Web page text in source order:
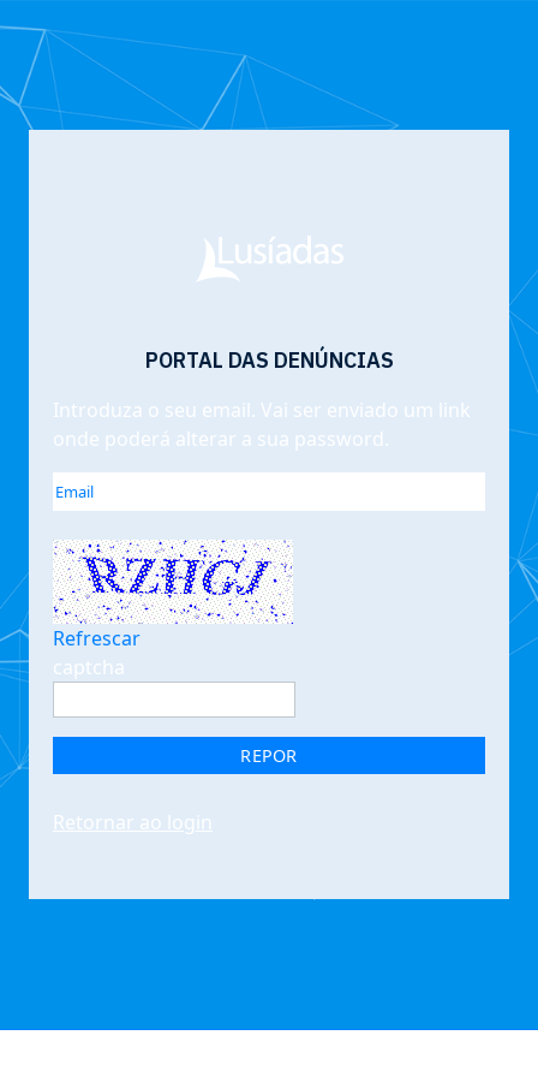
PORTAL DAS DENÚNCIAS
Introduza o seu email. Vai ser enviado um link
onde poderá alterar a sua password.
Refrescar
captcha
REPOR
Retornar ao login